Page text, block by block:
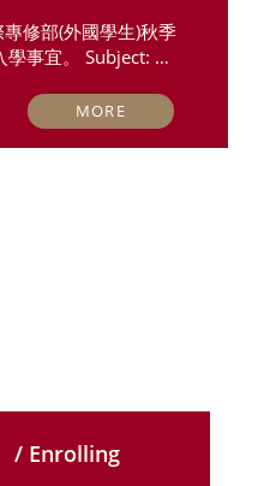
修部(外國學生)秋季
事宜。 Subject: Ad
Foundation
for Fall Se
MORE
/ Enrolling